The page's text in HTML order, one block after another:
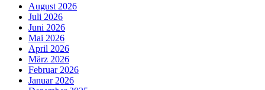
August 2026
Juli 2026
Juni 2026
Mai 2026
April 2026
März 2026
Februar 2026
Januar 2026